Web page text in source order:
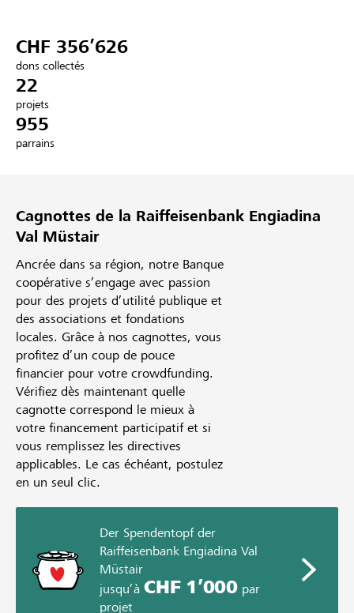
S'inscrire
DE
CHF 356’626
dons collectés
22
projets
955
parrains
Cagnottes de la Raiffeisenbank Engiadina
Val Müstair
Ancrée dans sa région, notre Banque
coopérative s’engage avec passion
pour des projets d’utilité publique et
des associations et fondations
locales. Grâce à nos cagnottes, vous
profitez d’un coup de pouce
financier pour votre crowdfunding.
Vérifiez dès maintenant quelle
cagnotte correspond le mieux à
votre financement participatif et si
vous remplissez les directives
applicables. Le cas échéant, postulez
en un seul clic.
Der Spendentopf der
Raiffeisenbank Engiadina Val
Müstair
jusqu’à CHF 1’000par
projet